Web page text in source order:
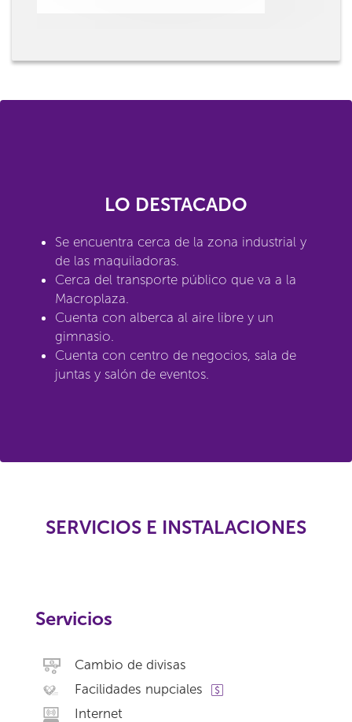
LO DESTACADO
Se encuentra cerca de la zona industrial y
de las maquiladoras.
Cerca del transporte público que va a la
Macroplaza.
Cuenta con alberca al aire libre y un
gimnasio.
Cuenta con centro de negocios, sala de
juntas y salón de eventos.
SERVICIOS E INSTALACIONES
Servicios
Cambio de divisas
Facilidades nupciales
Internet